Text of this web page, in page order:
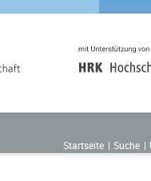
Startseite
Suche